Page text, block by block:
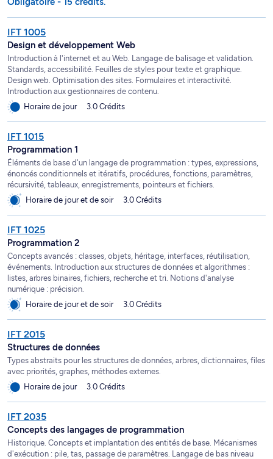
IFT 1005
Design et développement Web
Introduction à l'internet et au Web. Langage de balisage et validation.
Standards, accessibilité. Feuilles de styles pour texte et graphique.
Design web. Optimisation des sites. Formulaires et interactivité.
Introduction aux gestionnaires de contenu.
Horaire de jour
3.0 Crédits
IFT 1015
Programmation 1
Éléments de base d'un langage de programmation : types, expressions,
énoncés conditionnels et itératifs, procédures, fonctions, paramètres,
récursivité, tableaux, enregistrements, pointeurs et fichiers.
Horaire de jour et de soir
3.0 Crédits
IFT 1025
Programmation 2
Concepts avancés : classes, objets, héritage, interfaces, réutilisation,
événements. Introduction aux structures de données et algorithmes :
listes, arbres binaires, fichiers, recherche et tri. Notions d'analyse
numérique : précision.
Horaire de jour et de soir
3.0 Crédits
IFT 2015
Structures de données
Types abstraits pour les structures de données, arbres, dictionnaires, files
avec priorités, graphes, méthodes externes.
Horaire de jour
3.0 Crédits
IFT 2035
Concepts des langages de programmation
Historique. Concepts et implantation des entités de base. Mécanismes
d'exécution : pile, tas, passage de paramètres. Langage de bas niveau